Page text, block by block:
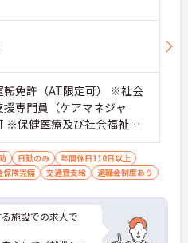
免許（AT限定可） ※社会
専門員（ケアマネジャ
※保健医療及び社会福祉に
している方 尚可
日勤のみ
年間休日110日以上
保険完備 交通費支給 退職金制度あり
施設での求人で